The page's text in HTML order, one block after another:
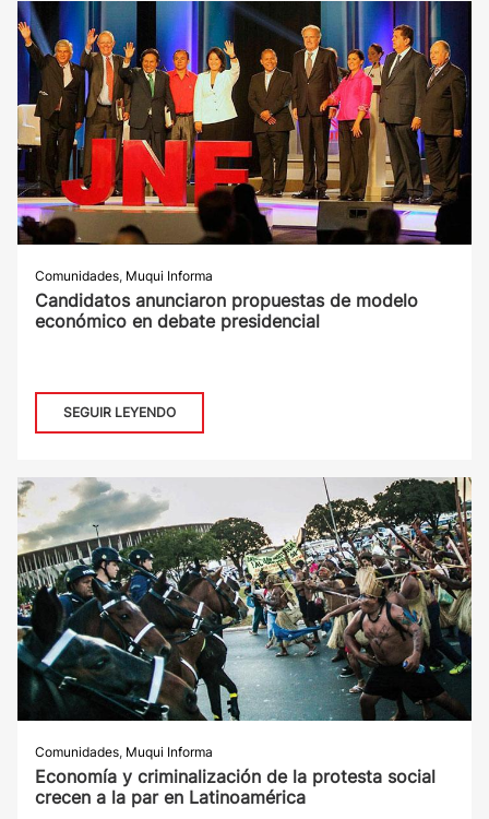
Comunidades, Muqui Informa
Candidatos anunciaron propuestas de modelo
económico en debate presidencial
SEGUIR LEYENDO
Comunidades, Muqui Informa
Economía y criminalización de la protesta social
crecen a la par en Latinoamérica